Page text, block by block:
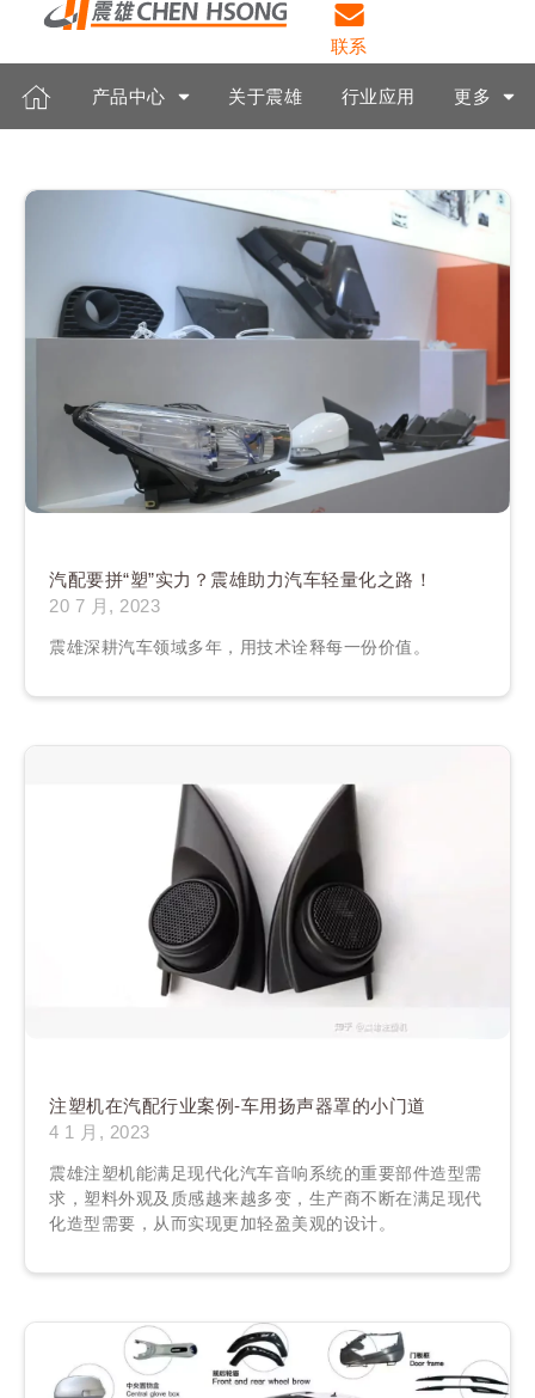
联系
产品中心 关于震雄 行业应用 更多
汽配要拼“塑”实力？震雄助力汽车轻量化之路！
20 7 月, 2023
震雄深耕汽车领域多年，用技术诠释每一份价值。
注塑机在汽配行业案例-车用扬声器罩的小门道
4 1 月, 2023
震雄注塑机能满足现代化汽车音响系统的重要部件造型需
求，塑料外观及质感越来越多变，生产商不断在满足现代
化造型需要，从而实现更加轻盈美观的设计。